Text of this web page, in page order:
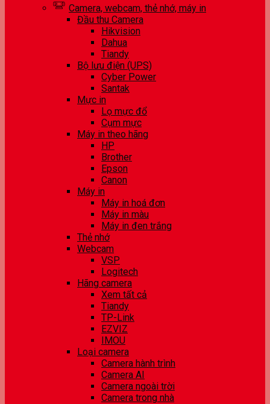
Camera, webcam, thẻ nhớ, máy in
Đầu thu Camera
Hikvision
Dahua
Tiandy
Bộ lưu điện (UPS)
Cyber Power
Santak
Mực in
Lọ mực đổ
Cụm mực
Máy in theo hãng
HP
Brother
Epson
Canon
Máy in
Máy in hoá đơn
Máy in màu
Máy in đen trắng
Thẻ nhớ
Webcam
VSP
Logitech
Hãng camera
Xem tất cả
Tiandy
TP-Link
EZVIZ
IMOU
Loại camera
Camera hành trình
Camera AI
Camera ngoài trời
Camera trong nhà